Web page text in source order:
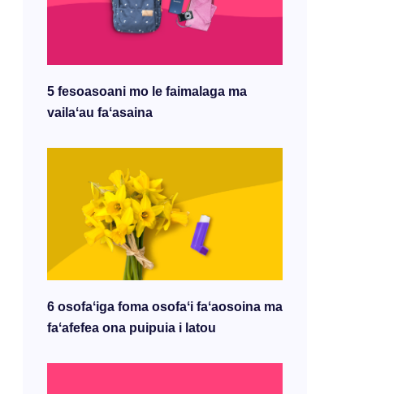
5 fesoasoani mo le faimalaga ma
vailaʻau faʻasaina
6 osofaʻiga foma osofaʻi faʻaosoina ma
faʻafefea ona puipuia i latou